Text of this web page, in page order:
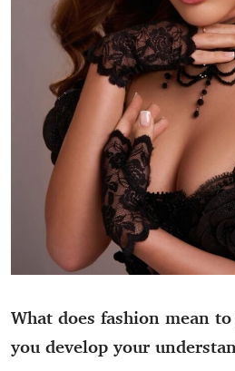
What does fashion mean
you develop your